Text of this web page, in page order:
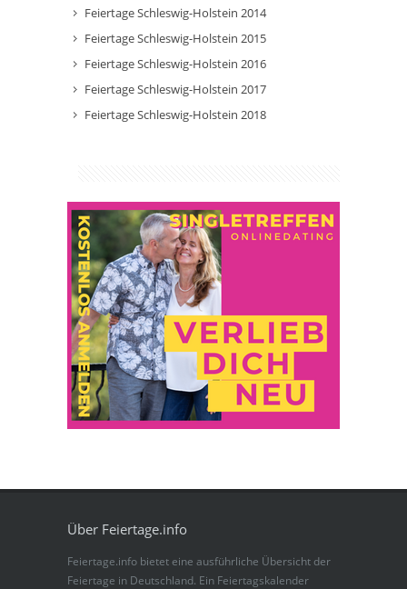
Feiertage Schleswig-Holstein 2014
Feiertage Schleswig-Holstein 2015
Feiertage Schleswig-Holstein 2016
Feiertage Schleswig-Holstein 2017
Feiertage Schleswig-Holstein 2018
Über Feiertage.info
Feiertage.info bietet eine ausführliche Übersicht der
Feiertage in Deutschland. Ein Feiertagskalender